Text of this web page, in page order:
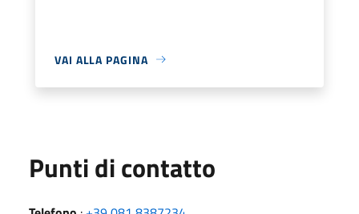
VAI ALLA PAGINA
Punti di contatto